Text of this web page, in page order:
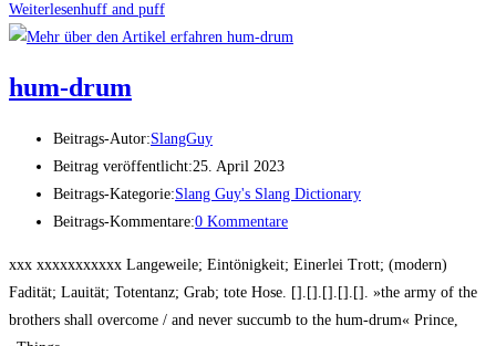
Weiterlesenhuff and puff
hum-drum
Beitrags-Autor:SlangGuy
Beitrag veröffentlicht:25. April 2023
Beitrags-Kategorie:Slang Guy's Slang Dictionary
Beitrags-Kommentare:0 Kommentare
xxx xxxxxxxxxxx Langeweile; Eintönigkeit; Einerlei Trott; (modern)
Fadität; Lauität; Totentanz; Grab; tote Hose. [].[].[].[].[]. »the army of the
brothers shall overcome / and never succumb to the hum-drum« Prince,